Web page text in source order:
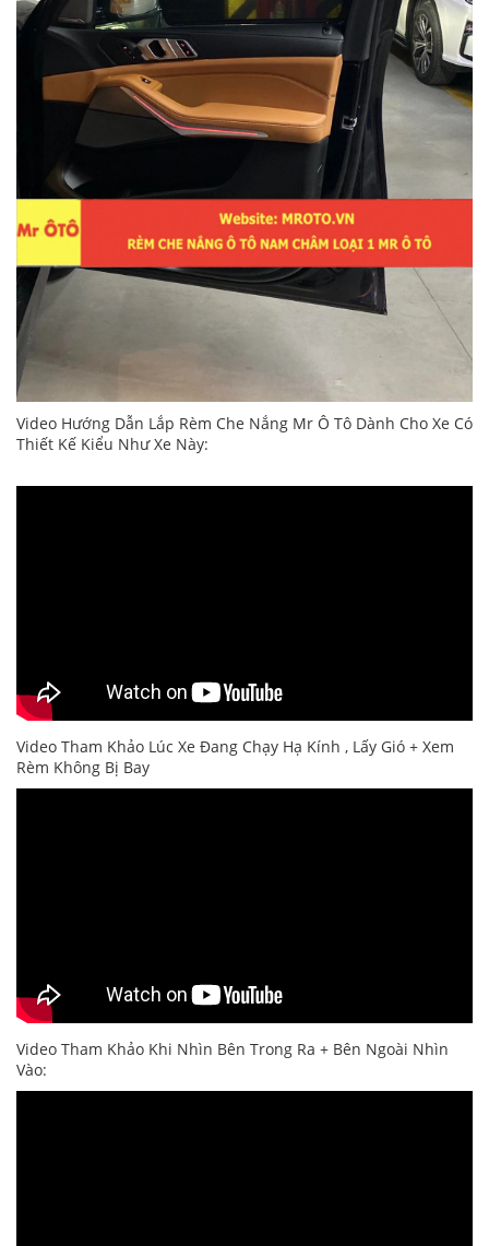
Video Hướng Dẫn Lắp Rèm Che Nắng Mr Ô Tô Dành Cho Xe Có
Thiết Kế Kiểu Như Xe Này:
Video Tham Khảo Lúc Xe Đang Chạy Hạ Kính , Lấy Gió + Xem
Rèm Không Bị Bay
Video Tham Khảo Khi Nhìn Bên Trong Ra + Bên Ngoài Nhìn
Vào: